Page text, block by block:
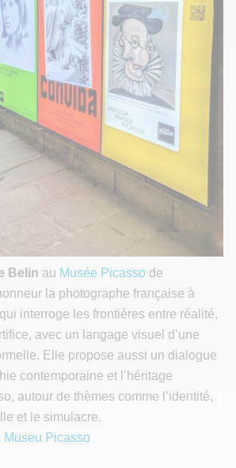
Belin au Musée Picasso de
la photographe française à
interroge les frontières entre réalité,
avec un langage visuel d’une
Elle propose aussi un dialogue
contemporaine et l’héritage
autour de thèmes comme l’identité,
et le simulacre.
Picasso